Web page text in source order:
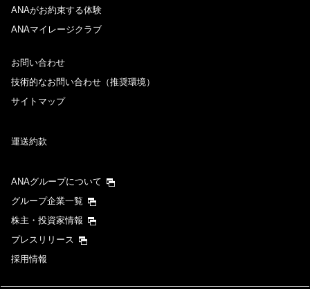
ANAがお約束する体験
ANAマイレージクラブ
お問い合わせ
技術的なお問い合わせ（推奨環境）
サイトマップ
運送約款
ANAグループについて
グループ企業一覧
株主・投資家情報
プレスリリース
採用情報